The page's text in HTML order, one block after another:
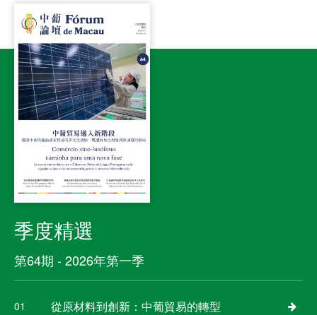
季度精選
第64期 - 2026年第一季
01 從原材料到創新：中葡貿易的轉型